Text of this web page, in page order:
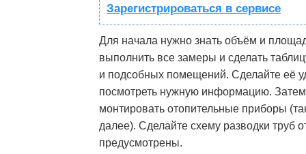
Зарегистрироваться в сервисе
Для начала нужно знать объём и
выполнить все замеры и сделать
и подсобных помещений. Сделайте её
посмотреть нужную информацию.
монтировать отопительные приборы
далее). Сделайте схему разводки труб
предусмотрены.